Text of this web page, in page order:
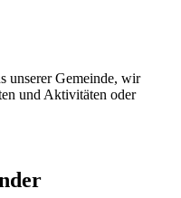
unserer Gemeinde, wir
und Aktivitäten oder